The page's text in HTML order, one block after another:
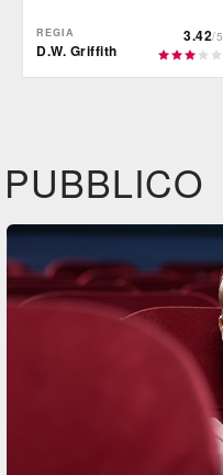
REGIA
D.W. Griffith
3.42/5
PUBBLICO